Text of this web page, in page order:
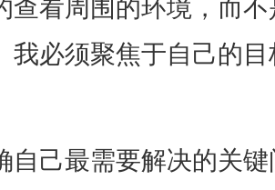
查看周围的环境，而
我必须聚焦于自己的
自己最需要解决的关